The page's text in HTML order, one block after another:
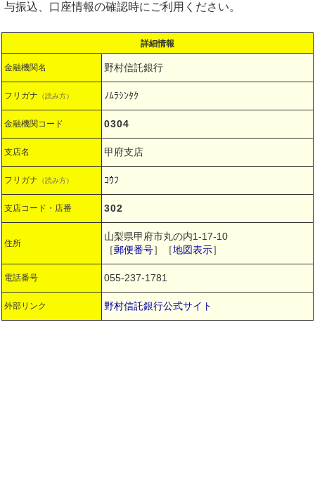
与振込、口座情報の確認時にご利用ください。
詳細情報
金融機関名 野村信託銀行
フリガナ （読み方） ﾉﾑﾗｼﾝﾀｸ
金融機関コード 0304
支店名 甲府支店
フリガナ （読み方） ｺｳﾌ
支店コード・店番 302
住所
山梨県甲府市丸の内1-17-10
［郵便番号］［地図表示］
電話番号 055-237-1781
外部リンク 野村信託銀行公式サイト